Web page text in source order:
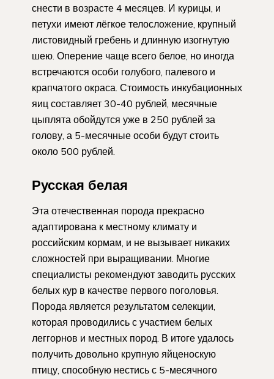
снести в возрасте 4 месяцев. И курицы, и
петухи имеют лёгкое телосложение, крупный
листовидный гребень и длинную изогнутую
шею. Оперение чаще всего белое, но иногда
встречаются особи голубого, палевого и
крапчатого окраса. Стоимость инкубационных
яиц составляет 30-40 рублей, месячные
цыплята обойдутся уже в 250 рублей за
голову, а 5-месячные особи будут стоить
около 500 рублей.
Русская белая
Эта отечественная порода прекрасно
адаптирована к местному климату и
российским кормам, и не вызывает никаких
сложностей при выращивании. Многие
специалисты рекомендуют заводить русских
белых кур в качестве первого поголовья.
Порода является результатом селекции,
которая проводились с участием белых
леггорнов и местных пород. В итоге удалось
получить довольно крупную яйценоскую
птицу, способную нестись с 5-месячного